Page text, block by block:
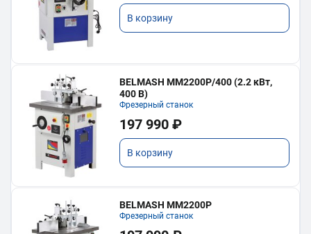
В корзину
BELMASH MM2200P/400 (2.2 кВт,
400 В)
Фрезерный станок
197 990 ₽
В корзину
BELMASH MM2200P
Фрезерный станок